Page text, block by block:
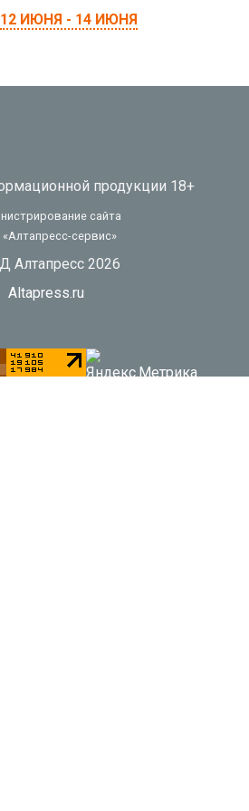
12 ИЮНЯ - 14 ИЮНЯ
продукции 18+
сайта
сервис»
Алтапресс 2026
Altapress.ru